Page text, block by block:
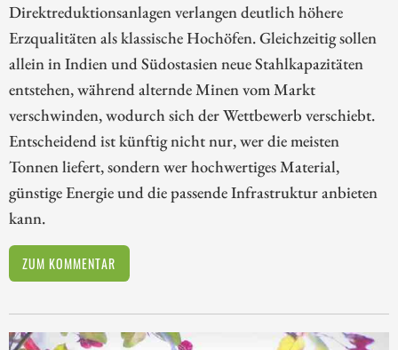
Direktreduktionsanlagen verlangen deutlich höhere
Erzqualitäten als klassische Hochöfen. Gleichzeitig sollen
allein in Indien und Südostasien neue Stahlkapazitäten
entstehen, während alternde Minen vom Markt
verschwinden, wodurch sich der Wettbewerb verschiebt.
Entscheidend ist künftig nicht nur, wer die meisten
Tonnen liefert, sondern wer hochwertiges Material,
günstige Energie und die passende Infrastruktur anbieten
kann.
ZUM KOMMENTAR